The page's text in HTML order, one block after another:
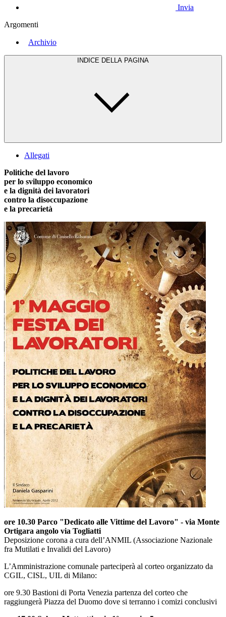
Invia
Argomenti
Archivio
INDICE DELLA PAGINA
Allegati
Politiche del lavoro
per lo sviluppo economico
e la dignità dei lavoratori
contro la disoccupazione
e la precarietà
ore 10.30 Parco "Dedicato alle Vittime del Lavoro" - via Monte
Ortigara angolo via Togliatti
Deposizione corona a cura dell’ANMIL (Associazione Nazionale
fra Mutilati e Invalidi del Lavoro)
L’Amministrazione comunale parteciperà al corteo organizzato da
CGIL, CISL, UIL di Milano:
ore 9.30 Bastioni di Porta Venezia partenza del corteo che
raggiungerà Piazza del Duomo dove si terranno i comizi conclusivi